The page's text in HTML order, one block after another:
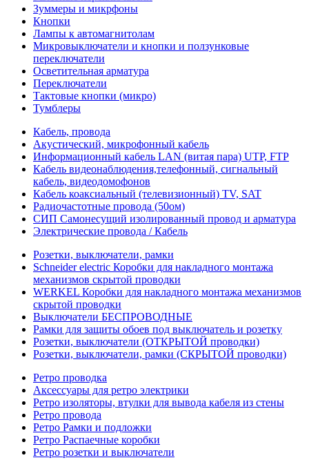
Зуммеры и микрфоны
Кнопки
Лампы к автомагнитолам
Микровыключатели и кнопки и ползунковые
переключатели
Осветительная арматура
Переключатели
Тактовые кнопки (микро)
Тумблеры
Кабель, провода
Акустический, микрофонный кабель
Информационный кабель LAN (витая пара) UTP, FTP
Кабель видеонаблюдения,телефонный, сигнальный
кабель, видеодомофонов
Кабель коаксиальный (телевизионный) TV, SAT
Радиочастотные провода (50ом)
СИП Самонесущий изолированный провод и арматура
Электрические провода / Кабель
Розетки, выключатели, рамки
Schneider electric Коробки для накладного монтажа
механизмов скрытой проводки
WERKEL Коробки для накладного монтажа механизмов
скрытой проводки
Выключатели БЕСПРОВОДНЫЕ
Рамки для защиты обоев под выключатель и розетку
Розетки, выключатели (ОТКРЫТОЙ проводки)
Розетки, выключатели, рамки (СКРЫТОЙ проводки)
Ретро проводка
Аксессуары для ретро электрики
Ретро изоляторы, втулки для вывода кабеля из стены
Ретро провода
Ретро Рамки и подложки
Ретро Распаечные коробки
Ретро розетки и выключатели